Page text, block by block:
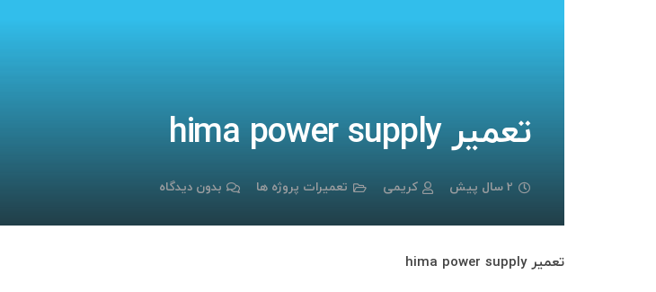
تعمیر hima power supply
2 سال پیش کریمی تعمیرات پروژه ها بدون دیدگاه
تعمیر hima power supply